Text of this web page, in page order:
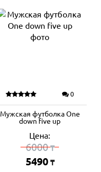
0
Мужская футболка One
down five up
Цена:
6000₸
5490 ₸